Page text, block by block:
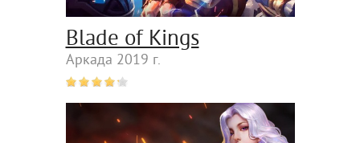
Blade of Kings
Аркада 2019 г.